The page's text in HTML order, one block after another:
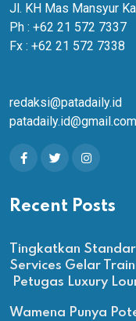
Jl. KH Mas Mansyur
Ph : +62 21 572 7337
Fx : +62 21 572 7338
redaksi@patadaily.id
patadaily.id@gmail.com
Recent Posts
Tingkatkan
Services Gelar
Petugas Luxury
Wamena Punya